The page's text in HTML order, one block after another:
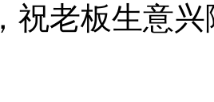
祝老板生意